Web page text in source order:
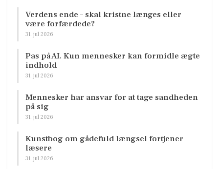
Verdens ende – skal kristne længes eller
være forfærdede?
31. jul 2026
Pas på AI. Kun mennesker kan formidle ægte
indhold
31. jul 2026
Mennesker har ansvar for at tage sandheden
på sig
31. jul 2026
Kunstbog om gådefuld længsel fortjener
læsere
31. jul 2026